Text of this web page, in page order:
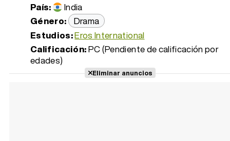
País:
India
Género: Drama
Estudios:Eros International
Calificación:PC (Pendiente de calificación por
edades)
Eliminar anuncios